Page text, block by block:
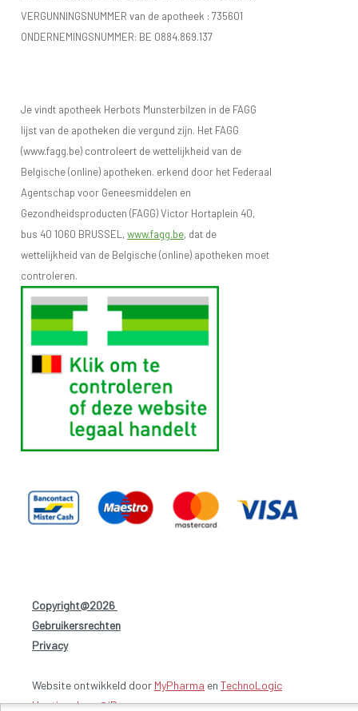
VERGUNNINGSNUMMER van de apotheek : 735601
ONDERNEMINGSNUMMER: BE 0884.869.137
Je vindt apotheek Herbots Munsterbilzen in de FAGG
lijst van de apotheken die vergund zijn. Het FAGG
(www.fagg.be) controleert de wettelijkheid van de
Belgische (online) apotheken. erkend door het Federaal
Agentschap voor Geneesmiddelen en
Gezondheidsproducten (FAGG) Victor Hortaplein 40,
bus 40 1060 BRUSSEL,www.fagg.be, dat de
wettelijkheid van de Belgische (online) apotheken moet
controleren.
Copyright@2026
Gebruikersrechten
Privacy-
Website ontwikkeld door MyPharma en TechnoLogic
Hosting door @iPower